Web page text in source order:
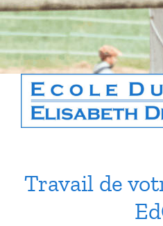
Boutique
Contact
Panier
Travail de